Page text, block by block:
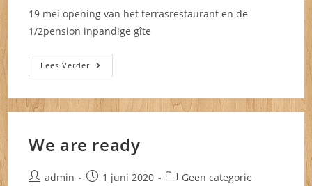
op:
19 mei opening van het terrasrestaurant en de
1/2pension inpandige gîte
Lees VerderOpening
We are ready
Bericht
admin
Bericht1 juni 2020 Berichtcategorie:
Geen categorie